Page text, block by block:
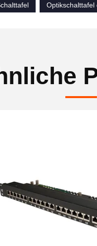
Optikschalttafel